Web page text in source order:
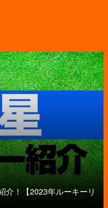
介！【2023年ルーキーリ